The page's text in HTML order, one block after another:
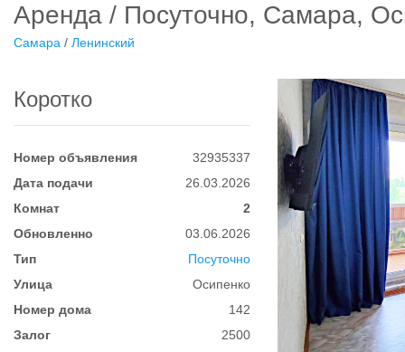
Аренда / Посуточно, Самара,
Самара / Ленинский
Коротко
Номер объявления
32935337
Дата подачи
26.03.2026
Комнат
2
Обновленно
03.06.2026
Тип
Посуточно
Улица
Осипенко
Номер дома
142
Залог
2500